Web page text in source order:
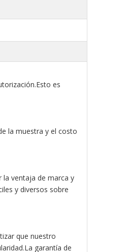
es
la muestra y el costo
la ventaja de marca y
y diversos sobre
que nuestro
garantía de